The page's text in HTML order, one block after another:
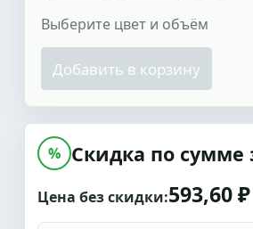
Выберите цвет и объём
Добавить в корзину
% Скидка по сумме
Цена без скидки:593,60 ₽